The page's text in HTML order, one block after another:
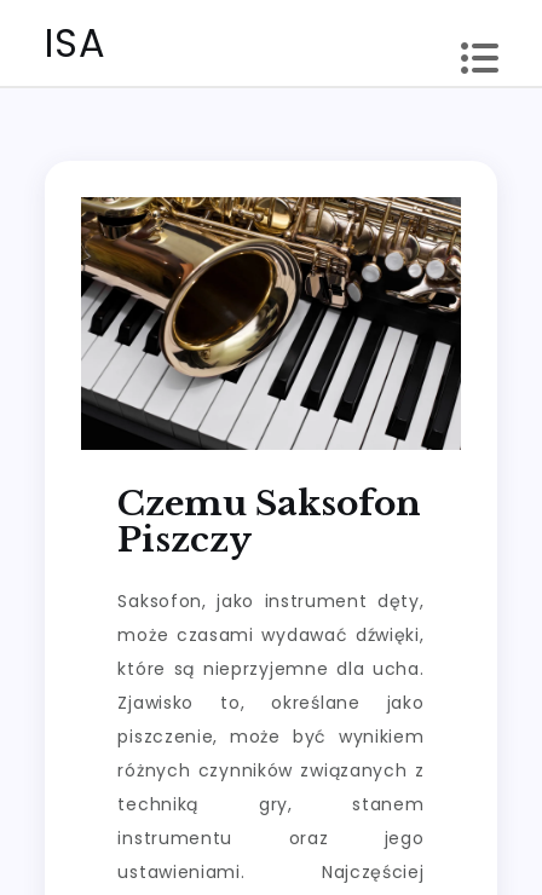
ISA
Czemu Saksofon
Piszczy
Saksofon, jako instrument dęty,
może czasami wydawać dźwięki,
które są nieprzyjemne dla ucha.
Zjawisko to, określane jako
piszczenie, może być wynikiem
różnych czynników związanych z
techniką gry, stanem
instrumentu oraz jego
ustawieniami. Najczęściej